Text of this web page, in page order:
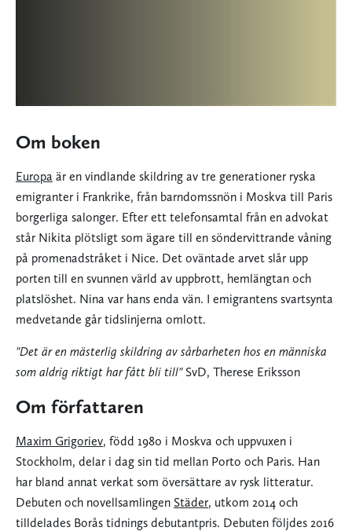
Om boken
Europa är en vindlande skildring av tre generationer ryska
emigranter i Frankrike, från barndomssnön i Moskva till Paris
borgerliga salonger. Efter ett telefonsamtal från en advokat
står Nikita plötsligt som ägare till en söndervittrande våning
på promenadstråket i Nice. Det oväntade arvet slår upp
porten till en svunnen värld av uppbrott, hemlängtan och
platslöshet. Nina var hans enda vän. I emigrantens svartsynta
medvetande går tidslinjerna omlott.
"Det är en mästerlig skildring av sårbarheten hos en människa
som aldrig riktigt har fått bli till"SvD, Therese Eriksson
Om författaren
Maxim Grigoriev, född 1980 i Moskva och uppvuxen i
Stockholm, delar i dag sin tid mellan Porto och Paris. Han
har bland annat verkat som översättare av rysk litteratur.
Debuten och novellsamlingen Städer, utkom 2014 och
tilldelades Borås tidnings debutantpris. Debuten följdes 2016